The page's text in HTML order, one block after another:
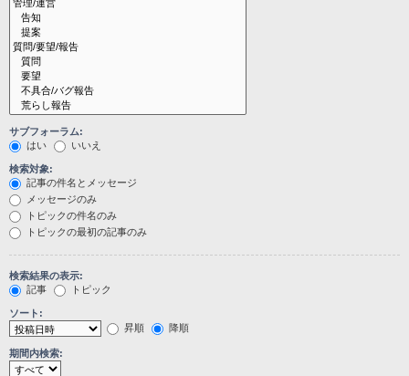
サブフォーラム:
はい
いいえ
検索対象:
記事の件名とメッセージ
メッセージのみ
トピックの件名のみ
トピックの最初の記事のみ
検索結果の表示:
記事
トピック
ソート:
昇順
降順
期間内検索: